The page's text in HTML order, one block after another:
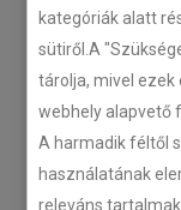
kategóriák alatt
sütiről.A
tárolja, mivel
webhely alapvető
A harmadik féltől
használatának
releváns